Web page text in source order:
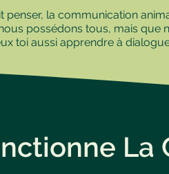
la communication
possédons tous, mais
toi aussi apprendre à
La